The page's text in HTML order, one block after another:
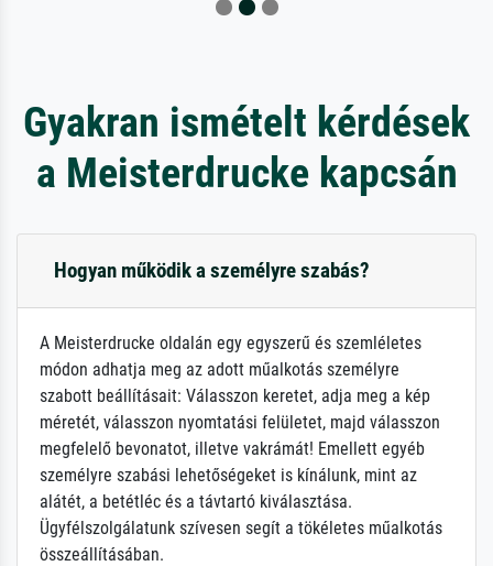
Gyakran ismételt kérdések
a Meisterdrucke kapcsán
Hogyan működik a személyre szabás?
A Meisterdrucke oldalán egy egyszerű és szemléletes
módon adhatja meg az adott műalkotás személyre
szabott beállításait: Válasszon keretet, adja meg a kép
méretét, válasszon nyomtatási felületet, majd válasszon
megfelelő bevonatot, illetve vakrámát! Emellett egyéb
személyre szabási lehetőségeket is kínálunk, mint az
alátét, a betétléc és a távtartó kiválasztása.
Ügyfélszolgálatunk szívesen segít a tökéletes műalkotás
összeállításában.